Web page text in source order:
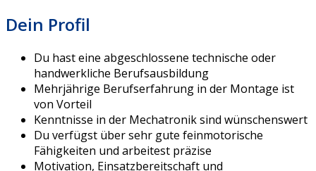
Dein Profil
Du hast eine abgeschlossene technische oder
handwerkliche Berufsausbildung
Mehrjährige Berufserfahrung in der Montage ist
von Vorteil
Kenntnisse in der Mechatronik sind wünschenswert
Du verfügst über sehr gute feinmotorische
Fähigkeiten und arbeitest präzise
Motivation, Einsatzbereitschaft und